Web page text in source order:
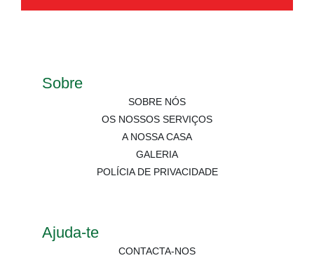
Sobre
SOBRE NÓS
OS NOSSOS SERVIÇOS
A NOSSA CASA
GALERIA
POLÍCIA DE PRIVACIDADE
Ajuda-te
CONTACTA-NOS